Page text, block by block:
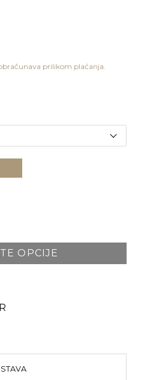
prilikom plaćanja.
OPCIJE